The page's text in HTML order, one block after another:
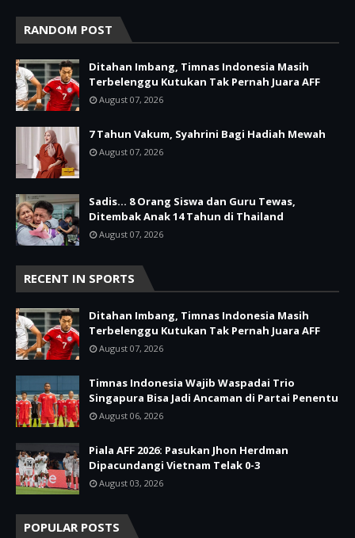
RANDOM POST
Ditahan Imbang, Timnas Indonesia Masih
Terbelenggu Kutukan Tak Pernah Juara AFF
August 07, 2026
7 Tahun Vakum, Syahrini Bagi Hadiah Mewah
August 07, 2026
Sadis… 8 Orang Siswa dan Guru Tewas,
Ditembak Anak 14 Tahun di Thailand
August 07, 2026
RECENT IN SPORTS
Ditahan Imbang, Timnas Indonesia Masih
Terbelenggu Kutukan Tak Pernah Juara AFF
August 07, 2026
Timnas Indonesia Wajib Waspadai Trio
Singapura Bisa Jadi Ancaman di Partai Penentu
August 06, 2026
Piala AFF 2026: Pasukan Jhon Herdman
Dipacundangi Vietnam Telak 0-3
August 03, 2026
POPULAR POSTS